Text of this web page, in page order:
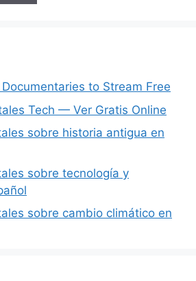
to Stream Free
Tech — Ver Gratis Online
sobre historia antigua en
sobre tecnología y
sobre cambio climático en